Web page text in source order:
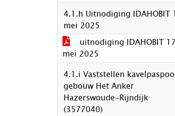
4.1.h Uitnodiging IDAHOBIT
mei 2025
uitnodiging IDAHOBIT
mei 2025
4.1.i Vaststellen
gebouw Het Anker
Hazerswoude-Rijndijk
(3577040)